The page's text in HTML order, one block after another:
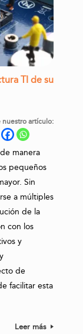
TI de su
nuestro artículo:
manera
pequeños
Sin
a múltiples
de la
con los
y
de
facilitar esta
Leer más